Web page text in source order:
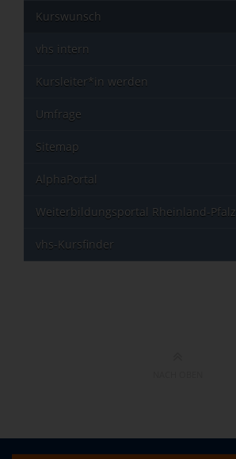
Kurswunsch
vhs intern
Kursleiter*in werden
Umfrage
Sitemap
AlphaPortal
Weiterbildungsportal Rheinland-Pfalz
vhs-Kursfinder